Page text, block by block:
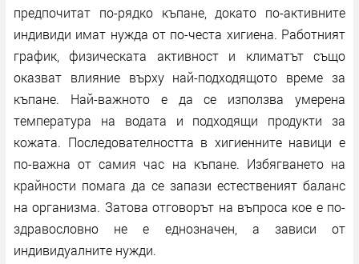
предпочитат по-рядко къпане, докато по-активните
индивиди имат нужда от по-честа хигиена. Работният
график, физическата активност и климатът също
оказват влияние върху най-подходящото време за
къпане. Най-важното е да се използва умерена
температура на водата и подходящи продукти за
кожата. Последователността в хигиенните навици е
по-важна от самия час на къпане. Избягването на
крайности помага да се запази естественият баланс
на организма. Затова отговорът на въпроса кое е по-
здравословно не е еднозначен, а зависи от
индивидуалните нужди.